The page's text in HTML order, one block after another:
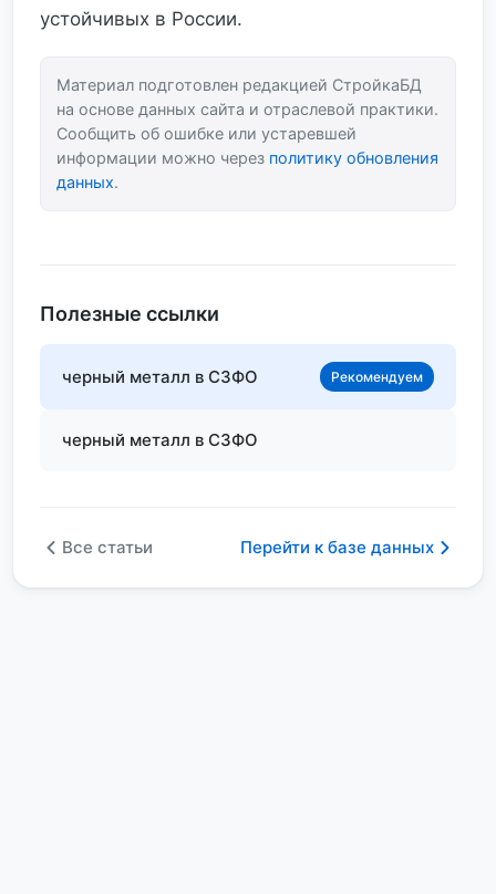
устойчивых в России.
Материал подготовлен редакцией СтройкаБД
на основе данных сайта и отраслевой практики.
Сообщить об ошибке или устаревшей
информации можно через политику обновления
данных.
Полезные ссылки
черный металл в СЗФО Рекомендуем
черный металл в СЗФО
Все статьи Перейти к базе данных